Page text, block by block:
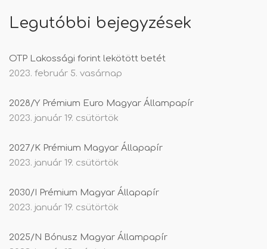
Legutóbbi bejegyzések
OTP Lakossági forint lekötött betét
2023. február 5. vasárnap
2028/Y Prémium Euro Magyar Állampapír
2023. január 19. csütörtök
2027/K Prémium Magyar Állapapír
2023. január 19. csütörtök
2030/I Prémium Magyar Állapapír
2023. január 19. csütörtök
2025/N Bónusz Magyar Állampapír